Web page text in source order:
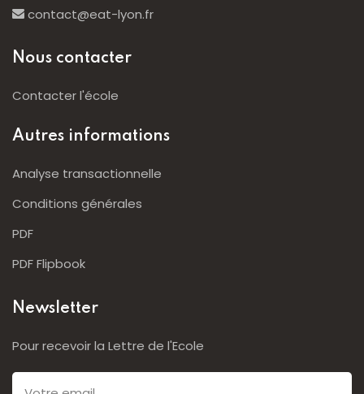
contact@eat-lyon.fr
Nous contacter
Contacter l'école
Autres informations
Analyse transactionnelle
Conditions générales
PDF
PDF Flipbook
Newsletter
Pour recevoir la Lettre de l'Ecole